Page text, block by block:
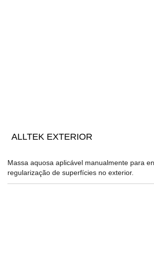
ALLTEK EXTERIOR
Massa aquosa aplicável manualmente para
regularização de superfícies no exterior.